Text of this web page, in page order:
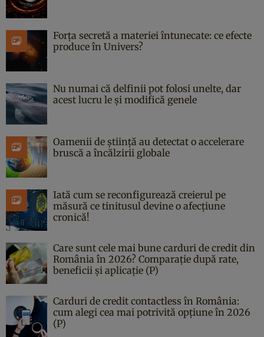
Forța secretă a materiei întunecate: ce efecte
produce în Univers?
Nu numai că delfinii pot folosi unelte, dar
acest lucru le și modifică genele
Oamenii de știință au detectat o accelerare
bruscă a încălzirii globale
Iată cum se reconfigurează creierul pe
măsură ce tinitusul devine o afecțiune
cronică!
Care sunt cele mai bune carduri de credit din
România în 2026? Comparație după rate,
beneficii și aplicație (P)
Carduri de credit contactless în România:
cum alegi cea mai potrivită opțiune în 2026
(P)